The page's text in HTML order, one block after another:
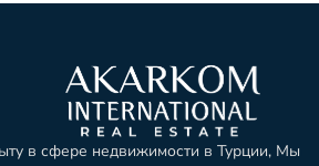
в сфере недвижимости в Турции, Мы